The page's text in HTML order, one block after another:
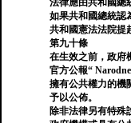
法律應由共和國總
如果共和國總統認
共和國憲法法院提
第九十條
在生效之前，政府
官方公報“
擁有公共權力的機
予以公佈。
除非法律另有特殊